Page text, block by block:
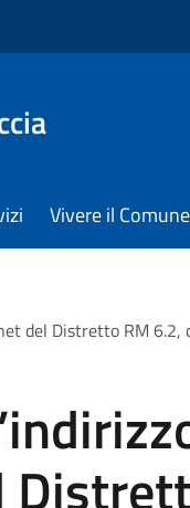
Vivere il Comune
del Distretto RM